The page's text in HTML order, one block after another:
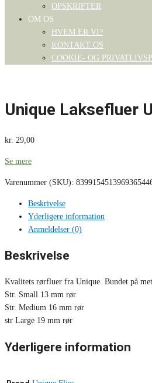
OPSKRIFTER
OM OS
HVEM ER VI?
KONTAKT OS
COOKIE- OG
Unique Laksefluer
kr. 29,00
Se mere
Varenummer (SKU):
Beskrivelse
Yderligere information
Anmeldelser (0)
Beskrivelse
Kvalitets rørfluer fra Unique. Bundet på
Str. Small 13 mm rør
Str. Medium 16 mm rør
str Large 19 mm rør
Yderligere information